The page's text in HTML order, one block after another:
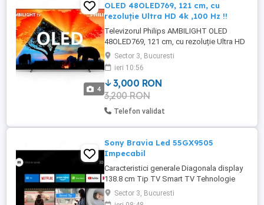
4
OLED 48OLED769, 121 cm, cu
rezoluție Ultra HD 4k ,100 Hz !!
Televizorul Philips AMBILIGHT OLED
48OLED769, 121 cm, cu rezoluție Ultra HD
4K și tehnologie Smart TV, este perfect
pentru experiențe de vizionare captivante.
Beneficiază de Ambilight pentru o
atmosferă cinematică și de 100Hz pentru
imagini fluide și clare. Procesor P5 AI
Perfect Picture; Platforma inteligenta ...
Sector 3, Bucuresti
ieri 10:56
3,000 RON
3,200 RON
Telefon validat
Sony Bravia Led 55GX9505
Impecabil
Caracteristici generale Diagonala display
138.8 cm Tip TV Smart TV Tehnologie
display LED Tehnologie speciala HDR
Claritate imagine 4K An aparitie 2019
Sector 3, Bucuresti